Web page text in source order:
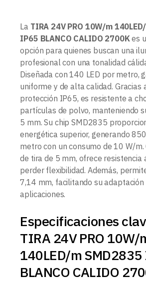
La TIRA 24V PRO 10W/m
IP65 BLANCO CALIDO 2700K es
opción para quienes buscan una
profesional con una tonalidad
Diseñada con 140 LED por metro,
uniforme y de alta calidad. Gracias
protección IP65, es resistente a
partículas de polvo, manteniendo
5 mm. Su chip SMD2835
energética superior, generando
metro con un consumo de 10 W/m.
de tira de 5 mm, ofrece resistencia
perder flexibilidad. Además,
7,14 mm, facilitando su adaptación
aplicaciones.
Especificaciones
TIRA 24V PRO 10W/
140LED/m
BLANCO CALIDO